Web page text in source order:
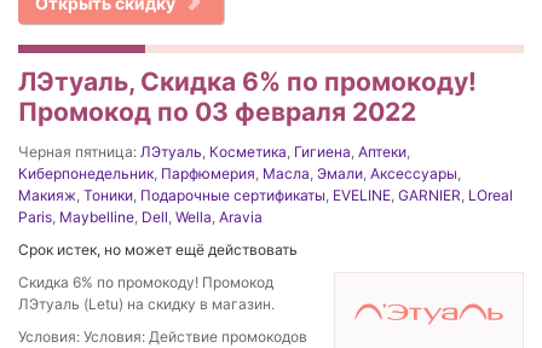
ЛЭтуаль, Скидка 6% по промокоду!
Промокод по 03 февраля 2022
Черная пятница: ЛЭтуаль, Косметика, Гигиена, Аптеки,
Киберпонедельник, Парфюмерия, Масла, Эмали, Аксессуары,
Макияж, Тоники, Подарочные сертификаты, EVELINE, GARNIER, LOreal
Paris, Maybelline, Dell, Wella, Aravia
Срок истек, но может ещё действовать
Скидка 6% по промокоду! Промокод
ЛЭтуаль (Letu) на скидку в магазин.
Условия: Условия: Действие промокодов